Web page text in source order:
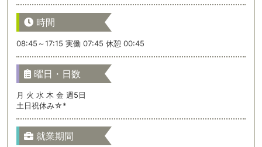
時間
08:45～17:15 実働 07:45 休憩 00:45
曜日・日数
月 火 水 木 金 週5日
土日祝休み☆*
就業期間